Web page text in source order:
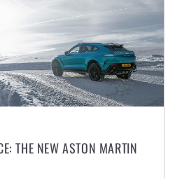
THE NEW ASTON MARTIN